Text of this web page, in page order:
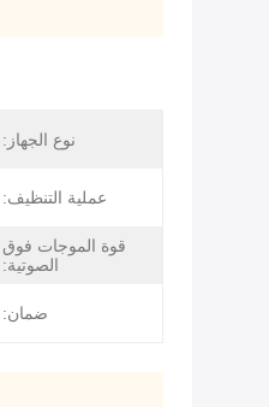
نوع الجهاز:
عملية التنظيف:
قوة الموجات فوق
الصوتية:
ضمان: